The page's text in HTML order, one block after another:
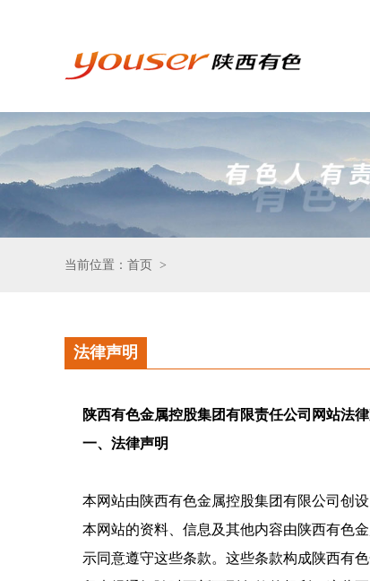
当前位置：首页 >
法律声明
陕西有色金属控股集团有限责任公司网站法
一、法律声明
本网站由陕西有色金属控股集团有限公司创
本网站的资料、信息及其他内容由陕西有色
示同意遵守这些条款。这些条款构成陕西有